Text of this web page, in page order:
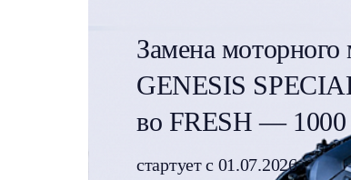
Замена
GENESIS
во FRESH —
стартует с 01.07.2026